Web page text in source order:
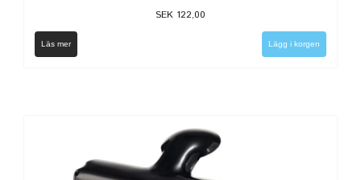
SEK 122,00
Läs mer